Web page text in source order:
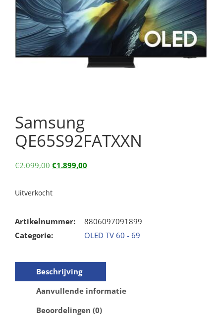
Samsung
QE65S92FATXXN
€2.099,00 €1.899,00
Uitverkocht
Artikelnummer:
8806097091899
Categorie:
OLED TV 60 - 69
Beschrijving
Aanvullende informatie
Beoordelingen (0)